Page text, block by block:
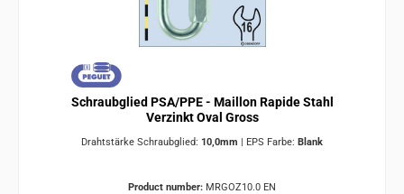
Schraubglied PSA/PPE - Maillon Rapide Stahl
Verzinkt Oval Gross
Drahtstärke Schraubglied: 10,0mm EPS Farbe: Blank
Product number: MRGOZ10.0 EN